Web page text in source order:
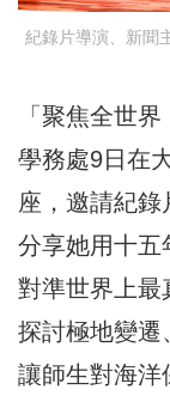
紀錄片導演、新聞
「聚焦全世
學務處9日在
座，邀請紀
分享她用十五
對準世界上最
探討極地變遷
讓師生對海洋